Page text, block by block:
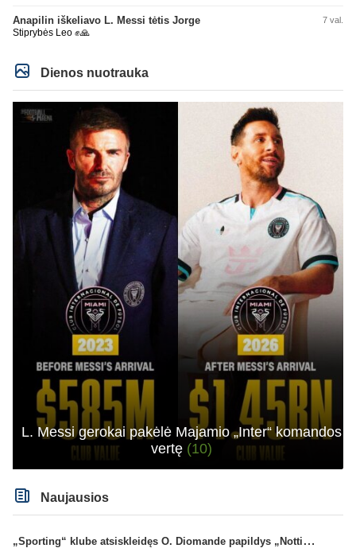
Anapilin iškeliavo L. Messi tėtis Jorge 7 val.
Stiprybės Leo ✊🙏
Dienos nuotrauka
L. Messi gerokai pakėlė Majamio „Inter“ komandos
vertę (10)
Naujausios
„Sporting“ klube atsiskleidęs O. Diomande papildys „Nottingham“ gretas